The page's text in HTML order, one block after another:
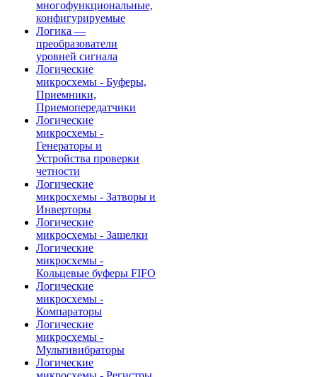
многофункциональные,
конфигурируемые
Логика —
преобразователи
уровней сигнала
Логические
микросхемы - Буферы,
Приемники,
Приемопередатчики
Логические
микросхемы -
Генераторы и
Устройства проверки
четности
Логические
микросхемы - Затворы и
Инверторы
Логические
микросхемы - Защелки
Логические
микросхемы -
Кольцевые буферы FIFO
Логические
микросхемы -
Компараторы
Логические
микросхемы -
Мультивибраторы
Логические